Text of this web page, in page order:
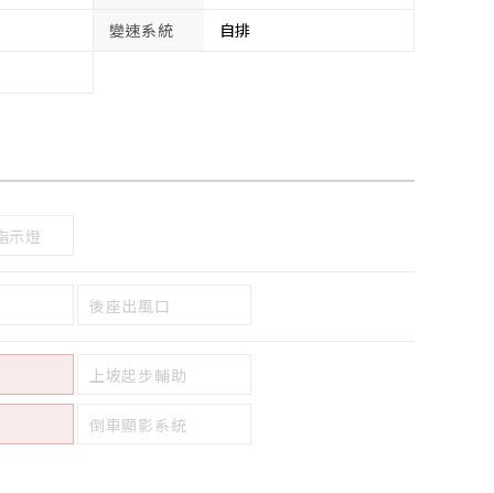
變速系統
自排
示燈
後座出風口
上坡起步輔助
倒車顯影系統